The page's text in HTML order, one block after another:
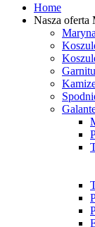
Home
Nasza oferta